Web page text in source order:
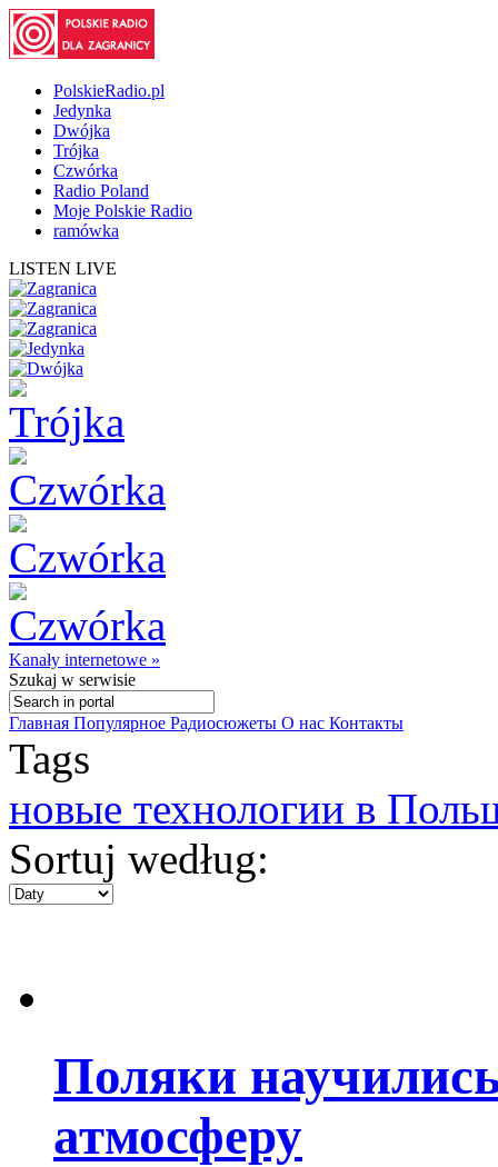
PolskieRadio.pl
Jedynka
Dwójka
Trójka
Czwórka
Radio Poland
Moje Polskie Radio
ramówka
LISTEN LIVE
Kanały internetowe »
Szukaj w serwisie
Главная Популярное Радиосюжеты О нас Контакты
Tags
новые технологии в
Sortuj według:
Поляки
атмосферу